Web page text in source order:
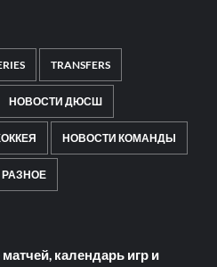
TRANSFERS
НОВОСТИ ДЮСШ
НОВОСТИ КОМАНДЫ
РАЗНОЕ
календарь игр и